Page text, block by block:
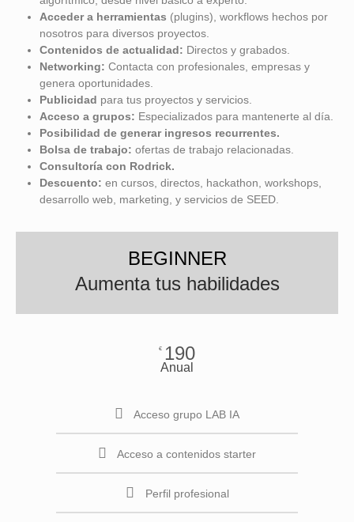
Acceder a herramientas (plugins), workflows hechos por
nosotros para diversos proyectos.
Contenidos de actualidad: Directos y grabados.
Networking: Contacta con profesionales, empresas y
genera oportunidades.
Publicidad para tus proyectos y servicios.
Acceso a grupos: Especializados para mantenerte al día.
Posibilidad de generar ingresos recurrentes.
Bolsa de trabajo: ofertas de trabajo relacionadas.
Consultoría con Rodrick.
Descuento: en cursos, directos, hackathon, workshops,
desarrollo web, marketing, y servicios de SEED.
BEGINNER
Aumenta tus habilidades
€ 190
Anual
Acceso grupo LAB IA
Acceso a contenidos starter
Perfil profesional